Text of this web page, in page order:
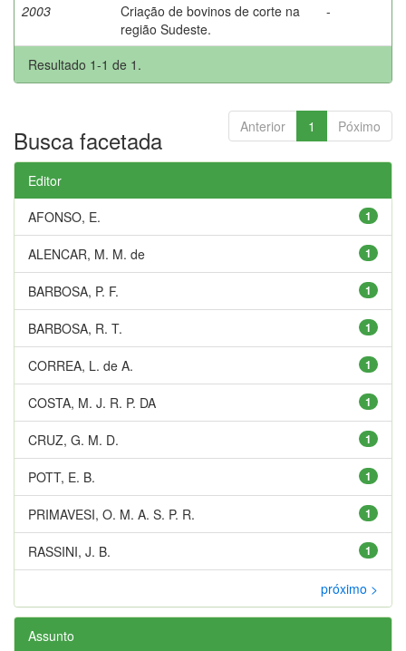
2003
Criação de bovinos de corte na
região Sudeste.
-
Resultado 1-1 de 1.
Anterior 1 Póximo
Busca facetada
Editor
1
AFONSO, E.
1
ALENCAR, M. M. de
1
BARBOSA, P. F.
1
BARBOSA, R. T.
1
CORREA, L. de A.
1
COSTA, M. J. R. P. DA
1
CRUZ, G. M. D.
1
POTT, E. B.
1
PRIMAVESI, O. M. A. S. P. R.
1
RASSINI, J. B.
próximo >
Assunto